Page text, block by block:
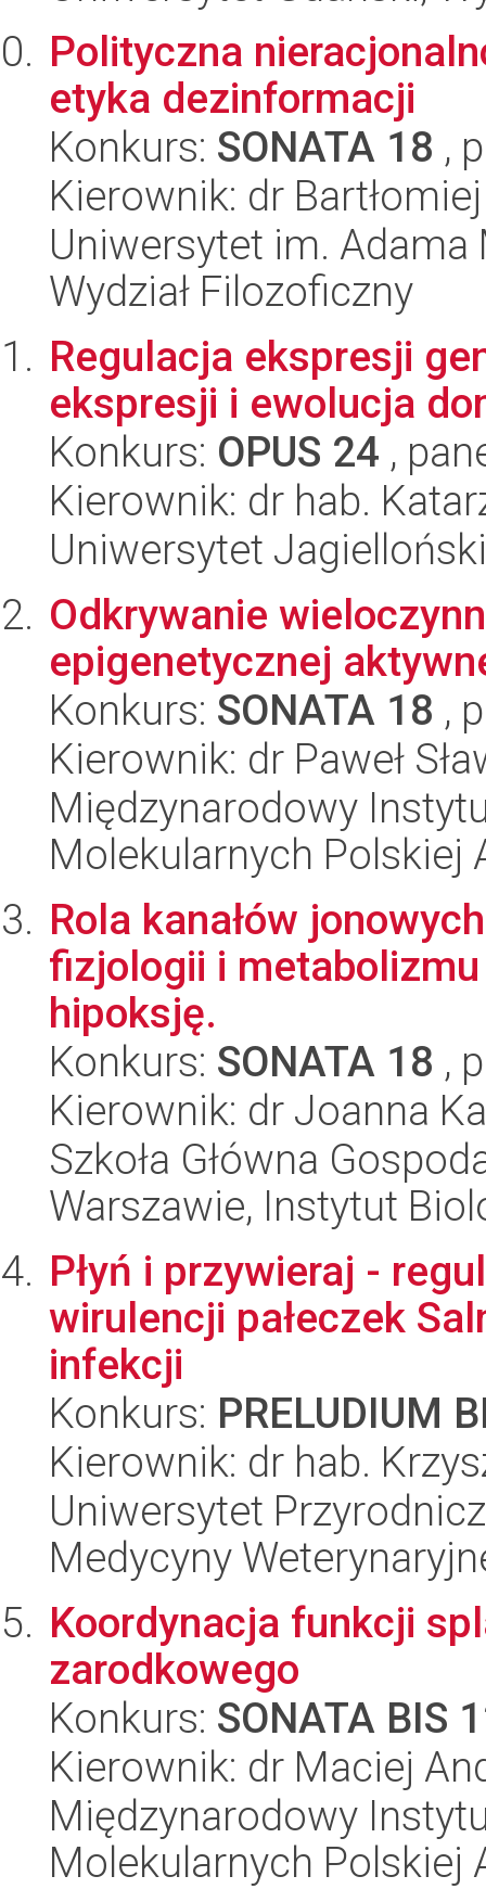
Polityczna
etyka dezinformacji
Konkurs: SONATA 18 ,
Kierownik: dr
Uniwersytet im.
Wydział Filozoficzny
Regulacja ekspresji
ekspresji i ewolucja
Konkurs: OPUS 24 ,
Kierownik: dr hab.
Uniwersytet
Odkrywanie
epigenetycznej
Konkurs: SONATA 18 ,
Kierownik: dr Paweł
Międzynarodowy
Molekularnych Polskiej
Rola kanałów
fizjologii i
hipoksję.
Konkurs: SONATA 18 ,
Kierownik: dr Joanna
Szkoła Główna
Warszawie, Instytut
Płyń i przywieraj -
wirulencji pałeczek
infekcji
Konkurs: PRELUDIUM
Kierownik: dr hab.
Uniwersytet
Medycyny
Koordynacja funkcji
zarodkowego
Konkurs: SONATA BIS
Kierownik: dr Maciej
Międzynarodowy
Molekularnych Polskiej